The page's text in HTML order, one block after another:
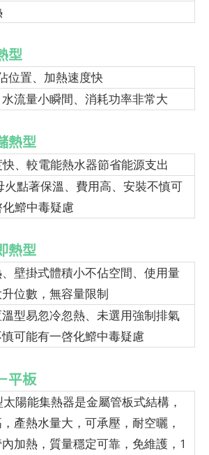
型
位置、加熱速度快
流量小瞬間、消耗功率非常大
熱型
、較電能熱水器節省能源支出
火點著保溫、費用高、安裝不慎可
䲘中毒疑慮
熱型
壁掛式體積小不佔空間、使用量
位數，無容量限制
型易忽冷忽熱、未選用強制排氣
可能有一啓化䲘中毒疑慮
平板
陽能集熱器是金屬管板式結構，
產熱水量大，可承壓，耐空曬，
加熱，質量穩定可靠，免維護，1